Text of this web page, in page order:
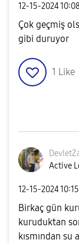
‎12-15-2024
Çok geçmiş
gibi duruyor
1 Like
Active
‎12-15-2024
Birkaç gün
kuruduktan
kısmından